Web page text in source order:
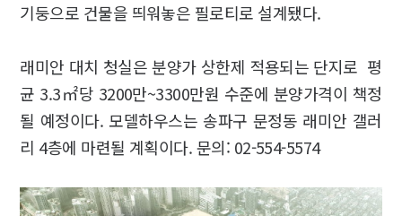
기둥으로 건물을 띄워놓은 필로티로 설계됐다.
래미안 대치 청실은 분양가 상한제 적용되는 단지로 평
균 3.3㎡당 3200만~3300만원 수준에 분양가격이 책정
될 예정이다. 모델하우스는 송파구 문정동 래미안 갤러
리 4층에 마련될 계획이다. 문의: 02-554-5574